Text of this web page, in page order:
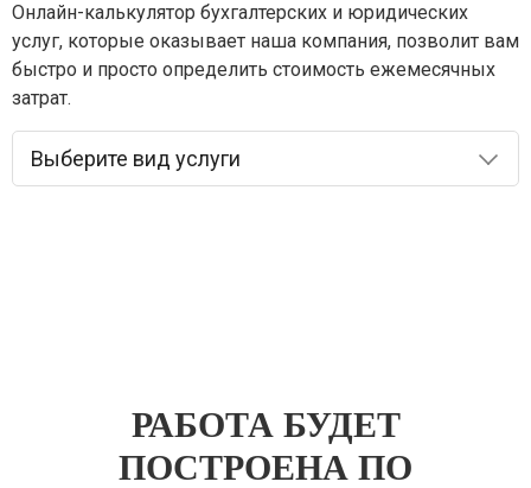
Онлайн-калькулятор бухгалтерских и юридических
услуг, которые оказывает наша компания, позволит вам
быстро и просто определить стоимость ежемесячных
затрат.
Выберите вид услуги
РАБОТА БУДЕТ
ПОСТРОЕНА ПО